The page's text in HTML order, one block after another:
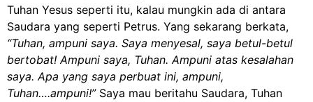
Tuhan Yesus seperti itu, kalau mungkin ada di antara
Saudara yang seperti Petrus. Yang sekarang berkata,
“Tuhan, ampuni saya. Saya menyesal, saya betul-betul
bertobat! Ampuni saya, Tuhan. Ampuni atas kesalahan
saya. Apa yang saya perbuat ini, ampuni,
Tuhan….ampuni!”Saya mau beritahu Saudara, Tuhan